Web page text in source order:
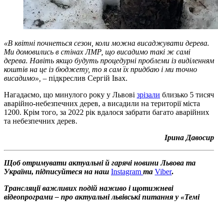
«В квітні почнеться сезон, коли можна висаджувати дерева.
Ми домовились в стінах ЛМР, що висадимо такі ж самі
дерева. Навіть якщо будуть процедурні проблеми із виділенням
коштів на це із бюджету, то я сам їх придбаю і ми точно
висадимо», – підкреслив Сергій Івах.
Нагадаємо, що минулого року у Львові зрізали близько 5 тисяч
аварійно-небезпечних дерев, а висадили на території міста
1200. Крім того, за 2022 рік вдалося забрати багато аварійних
та небезпечних дерев.
Ірина Давосир
Щоб отримувати актуальні й гарячі новини Львова та
України, підписуйтеся на наш Instagram та Viber.
Трансляції важливих подій наживо і щотижневі
відеопрограми – про актуальні львівські питання у «Темі